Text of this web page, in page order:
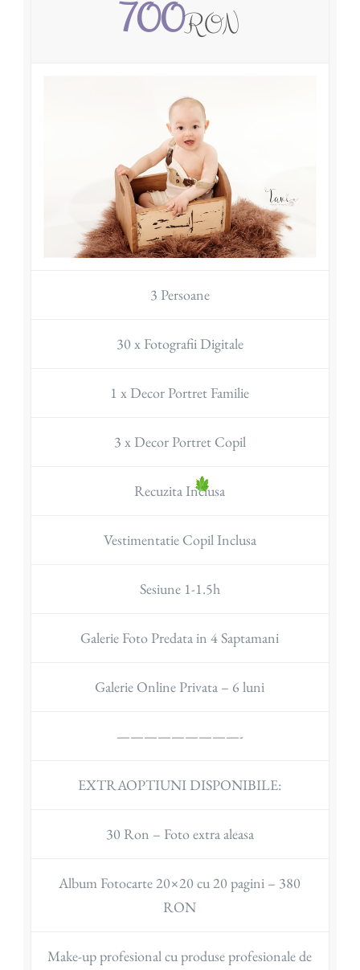
700RON
3 Persoane
30 x Fotografii Digitale
1 x Decor Portret Familie
3 x Decor Portret Copil
Recuzita Inclusa
Vestimentatie Copil Inclusa
Sesiune 1-1.5h
Galerie Foto Predata in 4 Saptamani
Galerie Online Privata – 6 luni
—————————-
EXTRAOPTIUNI DISPONIBILE:
30 Ron – Foto extra aleasa
Album Fotocarte 20×20 cu 20 pagini – 380
RON
Make-up profesional cu produse profesionale de